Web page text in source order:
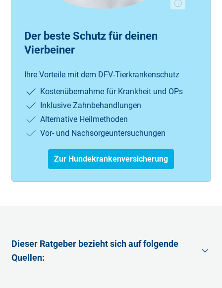
Der beste Schutz für deinen
Vierbeiner
Ihre Vorteile mit dem DFV-Tierkrankenschutz
Kostenübernahme für Krankheit und OPs
Inklusive Zahnbehandlungen
Alternative Heilmethoden
Vor- und Nachsorgeuntersuchungen
Zur Hundekrankenversicherung
Dieser Ratgeber bezieht sich auf folgende
Quellen: